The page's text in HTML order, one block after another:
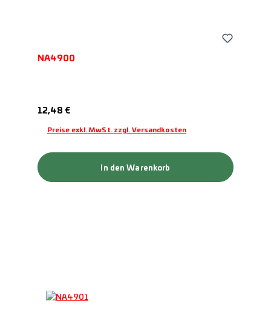
NA4900
Regulärer Preis:
12,48 €
Preise exkl. MwSt. zzgl. Versandkosten
In den Warenkorb